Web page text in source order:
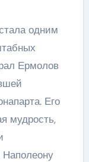
одним
Ермолов
Его
мудрость,